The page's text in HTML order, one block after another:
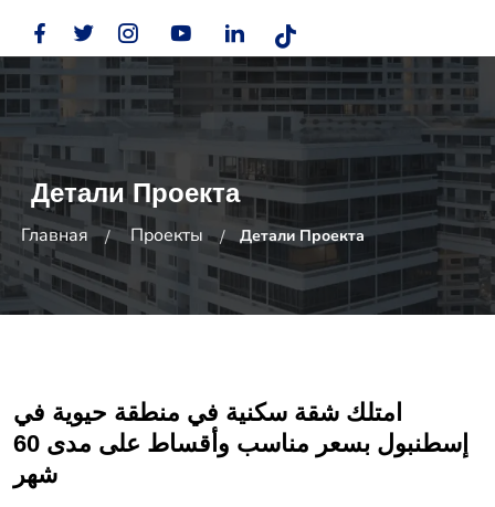
Детали Проекта
Главная Проекты Детали Проекта
امتلك شقة سكنية في منطقة حيوية في
إسطنبول بسعر مناسب وأقساط على مدى 60
شهر